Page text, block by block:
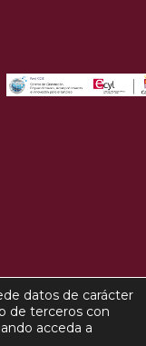
Industria y
Cookies Política
datos de carácter
de terceros con
acceda a